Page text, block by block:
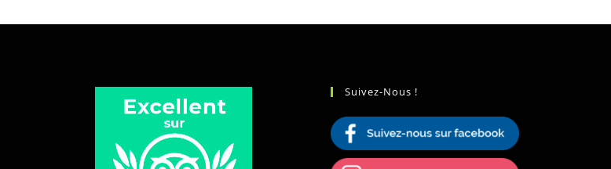
Suivez-Nous !